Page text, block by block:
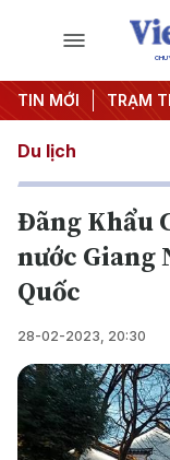
TIN MỚI TRẠM
ương 3
Du lịch
Đãng Khẩu
nước Giang
Quốc
28-02-2023, 20:30